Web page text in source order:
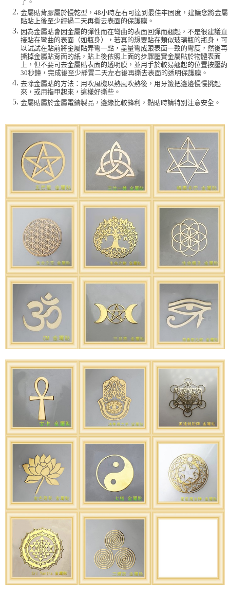
了。
金屬貼背膠屬於慢乾型，48小時左右可達到最佳牢固度，建議您將金屬
貼貼上後至少經過二天再撕去表面的保護膜。
因為金屬貼會因金屬的彈性而在彎曲的表面回彈而翹起，不是很建議直
接貼在彎曲的表面（如瓶身），若真的想要貼在類似玻璃瓶的瓶身，可
以試試在貼前將金屬貼弄彎一點，盡量彎成跟表面一致的彎度，然後再
撕掉金屬貼背面的紙，貼上後依照上面的步驟壓實金屬貼於物體表面
上，但不要司去金屬貼表面的透明膜，並用手於較易翹起的位置按壓約
30秒鐘，完成後至少靜置二天左右後再撕去表面的透明保護膜。
去除金屬貼的方法：用吹風機以熱風吹熱後，用牙籤把邊邊慢慢挑起
來，或用指甲起來，這樣好撕些。
金屬貼屬於金屬電鑄製品，邊緣比較鋒利，黏貼時請特別注意安全。